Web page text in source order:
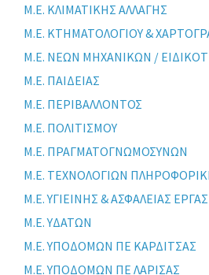
Μ.Ε. ΚΛΙΜΑΤΙΚΗΣ ΑΛΛΑΓΗΣ
Μ.Ε. ΚΤΗΜΑΤΟΛΟΓΙΟΥ &
Μ.Ε. ΝΕΩΝ ΜΗΧΑΝΙΚΩΝ /
Μ.Ε. ΠΑΙΔΕΙΑΣ
Μ.Ε. ΠΕΡΙΒΑΛΛΟΝΤΟΣ
Μ.Ε. ΠΟΛΙΤΙΣΜΟΥ
Μ.Ε. ΠΡΑΓΜΑΤΟΓΝΩΜΟΣΥΝΩΝ
Μ.Ε. ΤΕΧΝΟΛΟΓΙΩΝ
Μ.Ε. ΥΓΙΕΙΝΗΣ & ΑΣΦΑΛΕΙΑΣ
Μ.Ε. ΥΔΑΤΩΝ
Μ.Ε. ΥΠΟΔΟΜΩΝ ΠΕ ΚΑΡΔΙΤΣΑΣ
Μ.Ε. ΥΠΟΔΟΜΩΝ ΠΕ ΛΑΡΙΣΑΣ